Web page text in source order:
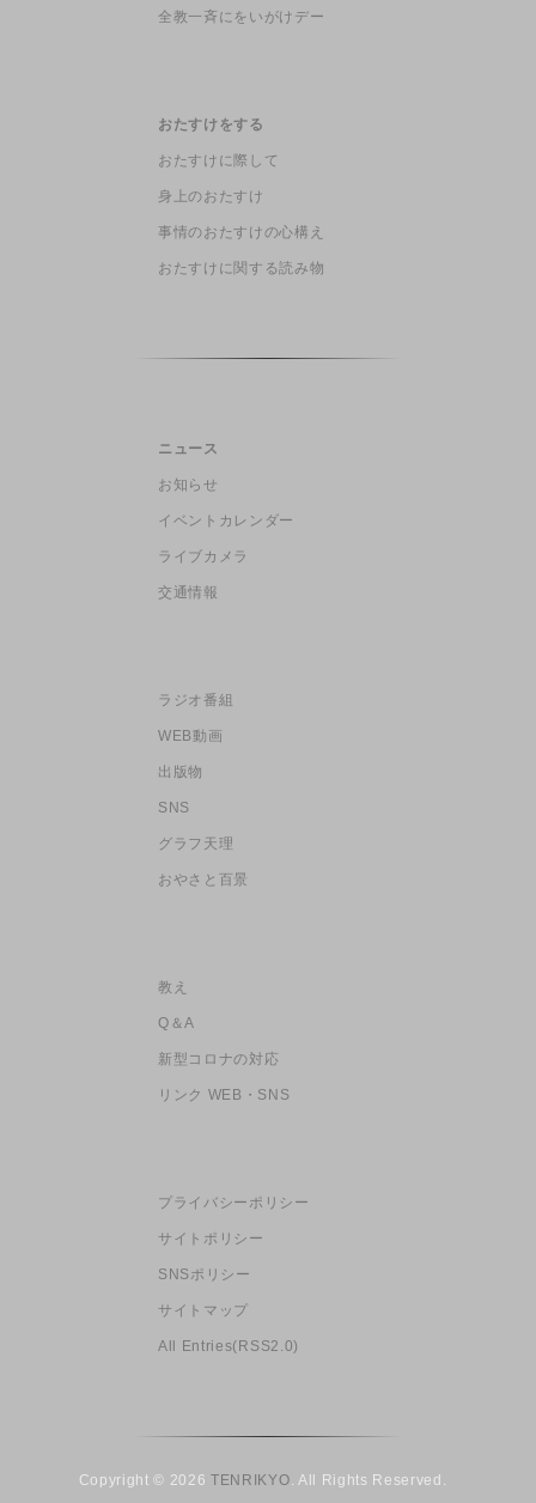
全教一斉にをいがけデー
おたすけをする
おたすけに際して
身上のおたすけ
事情のおたすけの心構え
おたすけに関する読み物
ニュース
お知らせ
イベントカレンダー
ライブカメラ
交通情報
ラジオ番組
WEB動画
出版物
SNS
グラフ天理
おやさと百景
教え
Q＆A
新型コロナの対応
リンク WEB・SNS
プライバシーポリシー
サイトポリシー
SNSポリシー
サイトマップ
All Entries(RSS2.0)
Copyright © 2026TENRIKYO . All Rights Reserved.